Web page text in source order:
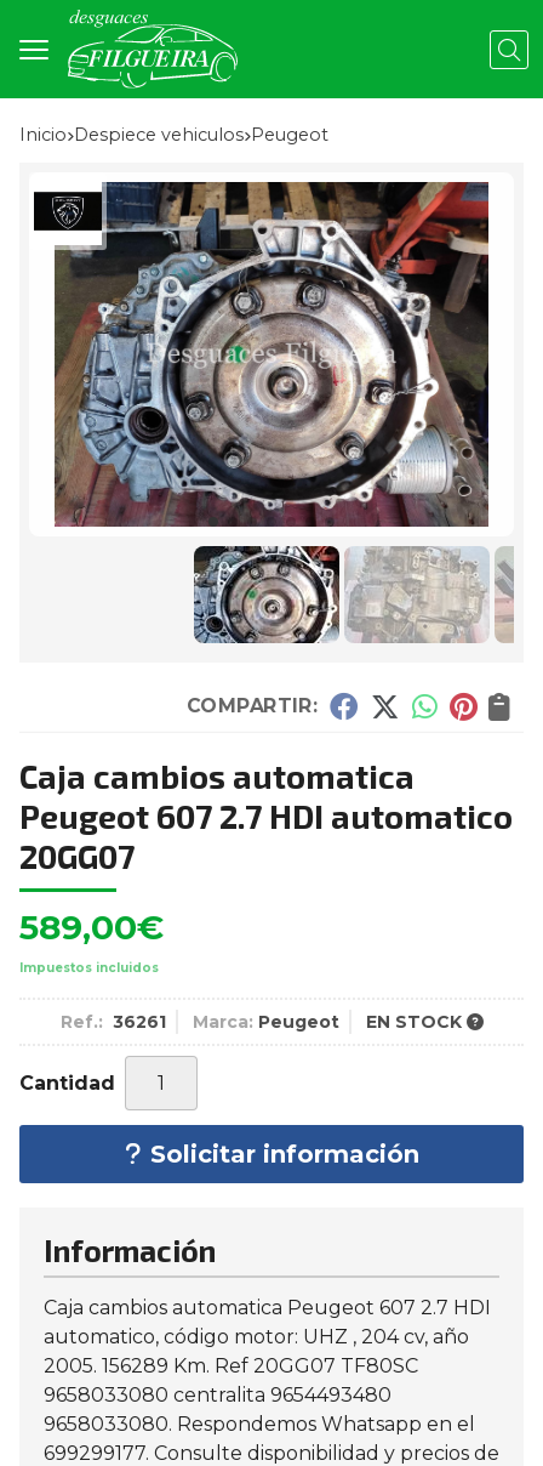
Inicio despiece vehiculos peugeot
COMPARTIR:
Caja cambios automatica
Peugeot 607 2.7 HDI automatico
20GG07
589,00€
Impuestos incluidos
Ref.: 36261 Marca: Peugeot EN STOCK
Cantidad
Solicitar información
Información
Caja cambios automatica Peugeot 607 2.7 HDI
automatico, código motor: UHZ , 204 cv, año
2005. 156289 Km. Ref 20GG07 TF80SC
9658033080 centralita 9654493480
9658033080. Respondemos Whatsapp en el
699299177. Consulte disponibilidad y precios de